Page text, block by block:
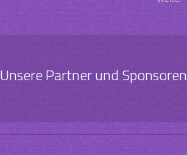
Unsere Partner und Sponsoren